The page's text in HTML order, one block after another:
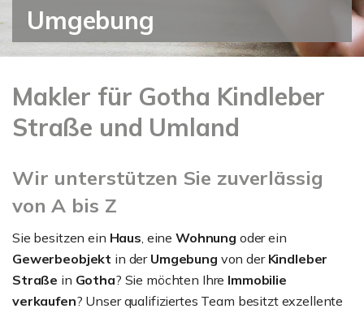
Umgebung
Makler für Gotha Kindleber
Straße und Umland
Wir unterstützen Sie zuverlässig
von A bis Z
Sie besitzen ein Haus, eine Wohnung oder ein
Gewerbeobjekt in der Umgebung von der Kindleber
Straße in Gotha? Sie möchten Ihre Immobilie
verkaufen? Unser qualifiziertes Team besitzt exzellente